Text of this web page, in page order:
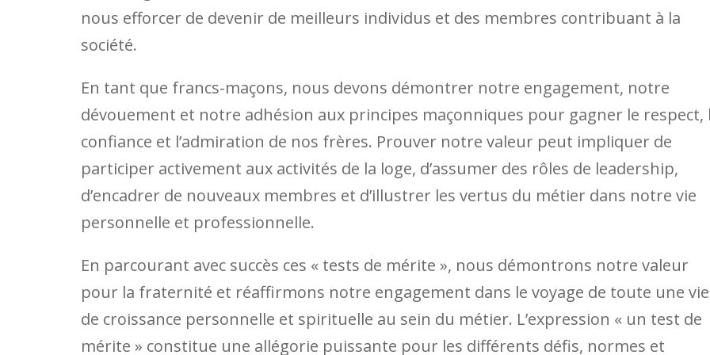
nous efforcer de devenir de meilleurs individus et des membres contribuant à la
société.
En tant que francs-maçons, nous devons démontrer notre engagement, notre
dévouement et notre adhésion aux principes maçonniques pour gagner le respect,
confiance et l’admiration de nos frères. Prouver notre valeur peut impliquer de
participer activement aux activités de la loge, d’assumer des rôles de leadership,
d’encadrer de nouveaux membres et d’illustrer les vertus du métier dans notre vie
personnelle et professionnelle.
En parcourant avec succès ces « tests de mérite », nous démontrons notre valeur
pour la fraternité et réaffirmons notre engagement dans le voyage de toute une vie
de croissance personnelle et spirituelle au sein du métier. L’expression « un test de
mérite » constitue une allégorie puissante pour les différents défis, normes et